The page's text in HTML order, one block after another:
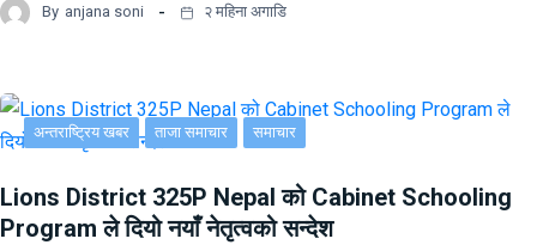
By anjana soni २ महिना अगाडि
अन्तराष्ट्रिय खबर ताजा समाचार समाचार
Lions District 325P Nepal को Cabinet Schooling
Program ले दियो नयाँ नेतृत्वको सन्देश